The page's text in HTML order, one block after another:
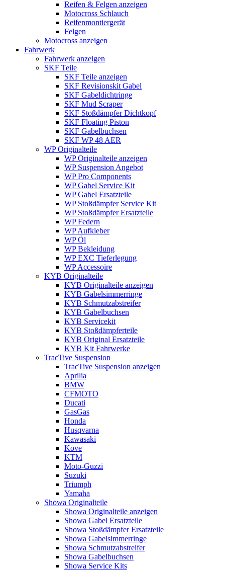
Reifen & Felgen anzeigen
Motocross Schlauch
Reifenmontiergerät
Felgen
Motocross anzeigen
Fahrwerk
Fahrwerk anzeigen
SKF Teile
SKF Teile anzeigen
SKF Revisionskit Gabel
SKF Gabeldichtringe
SKF Mud Scraper
SKF Stoßdämpfer Dichtkopf
SKF Floating Piston
SKF Gabelbuchsen
SKF WP 48 AER
WP Originalteile
WP Originalteile anzeigen
WP Suspension Angebot
WP Pro Components
WP Gabel Service Kit
WP Gabel Ersatzteile
WP Stoßdämpfer Service Kit
WP Stoßdämpfer Ersatzteile
WP Federn
WP Aufkleber
WP Öl
WP Bekleidung
WP EXC Tieferlegung
WP Accessoire
KYB Originalteile
KYB Originalteile anzeigen
KYB Gabelsimmerringe
KYB Schmutzabstreifer
KYB Gabelbuchsen
KYB Servicekit
KYB Stoßdämpferteile
KYB Original Ersatzteile
KYB Kit Fahrwerke
TracTive Suspension
TracTive Suspension anzeigen
Aprilia
BMW
CFMOTO
Ducati
GasGas
Honda
Husqvarna
Kawasaki
Kove
KTM
Moto-Guzzi
Suzuki
Triumph
Yamaha
Showa Originalteile
Showa Originalteile anzeigen
Showa Gabel Ersatzteile
Showa Stoßdämpfer Ersatzteile
Showa Gabelsimmerringe
Showa Schmutzabstreifer
Showa Gabelbuchsen
Showa Service Kits